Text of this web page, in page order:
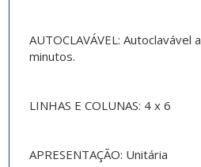
AUTOCLAVÁVEL: Autoclavável
minutos.
LINHAS E COLUNAS: 4 x 6
APRESENTAÇÃO: Unitária